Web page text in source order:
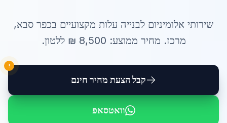
שירותי אלומיניום לבנייה עלות מקצועיים בכפר סבא,
מרכז. מחיר ממוצע: 8,500 ₪ ללטון.
קבל הצעת מחיר חינם
!
וואטסאפ